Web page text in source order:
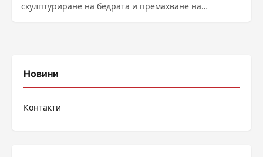
скулптуриране на бедрата и премахване на
Новини
Контакти